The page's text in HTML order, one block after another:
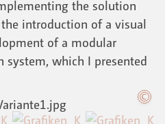
the solution
introduction of a visual
of a modular
system, which I presented